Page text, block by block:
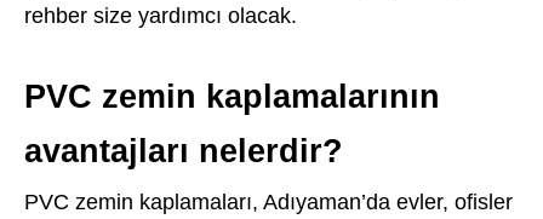
rehber size yardımcı olacak.
PVC zemin kaplamalarının
avantajları nelerdir?
PVC zemin kaplamaları, Adıyaman’da evler, ofisler